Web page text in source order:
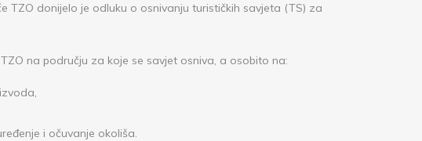
TZO donijelo je odluku o osnivanju turističkih savjeta (TS) za
na području za koje se savjet osniva, a osobito na:
i očuvanje okoliša.